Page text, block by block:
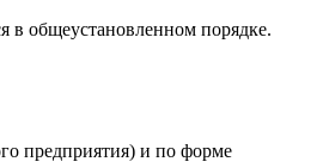
в общеустановленном порядке.
предприятия) и по форме